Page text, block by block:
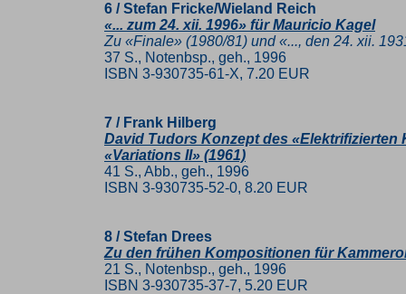
6 / Stefan Fricke/Wieland Reich
«... zum 24. xii. 1996» für Mauricio Kagel
Zu «Finale» (1980/81) und «..., den 24. xii.
37 S., Notenbsp., geh., 1996
ISBN 3-930735-61-X, 7.20 EUR
7 / Frank Hilberg
David Tudors Konzept des
«Variations II» (1961)
41 S., Abb., geh., 1996
ISBN 3-930735-52-0, 8.20 EUR
8 / Stefan Drees
Zu den frühen Kompositionen für
21 S., Notenbsp., geh., 1996
ISBN 3-930735-37-7, 5.20 EUR